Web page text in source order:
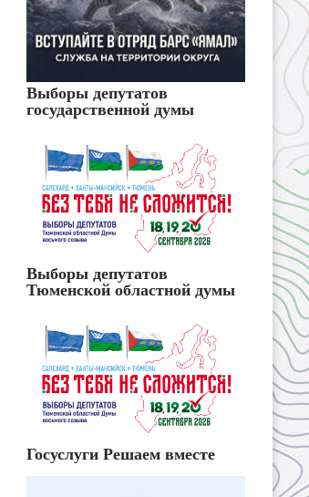
Выборы депутатов
государственной думы
Выборы депутатов
Тюменской областной думы
Госуслуги Решаем вместе